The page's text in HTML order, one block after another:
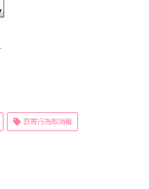
詐害行為取消権